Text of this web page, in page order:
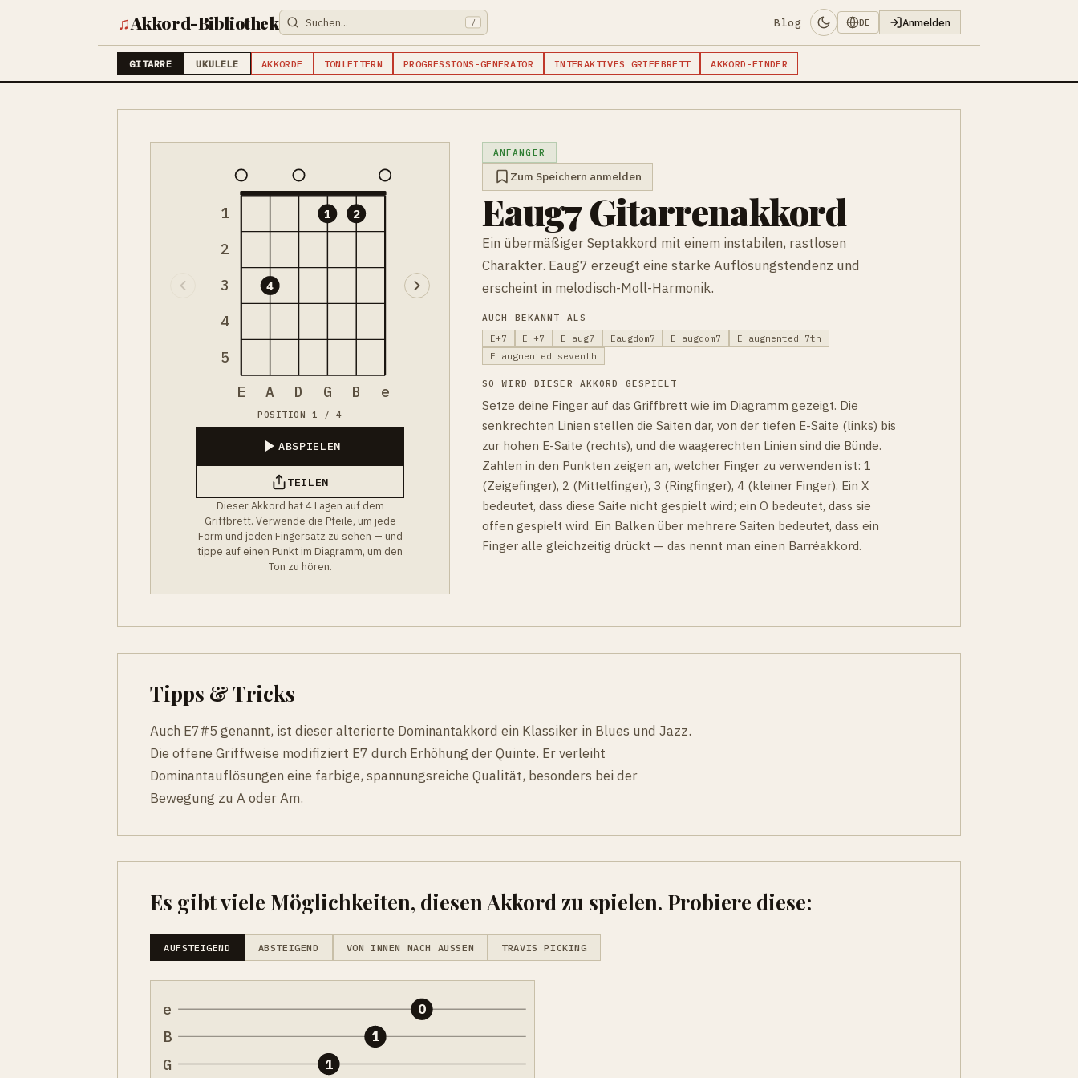
♫Akkord-Bibliothek / Blog DE Anmelden
GITARRE UKULELE AKKORDE TONLEITERN PROGRESSIONS-GENERATOR INTERAKTIVES GRIFFBRETT AKKORD-FINDER
1
2
3
4
5
4
1 2
E A D G B e
POSITION 1 / 4
ABSPIELEN
TEILEN
Dieser Akkord hat 4 Lagen auf dem
Griffbrett. Verwende die Pfeile, um jede
Form und jeden Fingersatz zu sehen — und
tippe auf einen Punkt im Diagramm, um den
Ton zu hören.
ANFÄNGER
Zum Speichern anmelden
Eaug7 Gitarrenakkord
Ein übermäßiger Septakkord mit einem instabilen, rastlosen
Charakter. Eaug7 erzeugt eine starke Auflösungstendenz und
erscheint in melodisch-Moll-Harmonik.
AUCH BEKANNT ALS
E+7
E +7 E aug7 Eaugdom7 E augdom7
E augmented 7th
E augmented seventh
SO WIRD DIESER AKKORD GESPIELT
Setze deine Finger auf das Griffbrett wie im Diagramm gezeigt. Die
senkrechten Linien stellen die Saiten dar, von der tiefen E-Saite (links) bis
zur hohen E-Saite (rechts), und die waagerechten Linien sind die Bünde.
Zahlen in den Punkten zeigen an, welcher Finger zu verwenden ist: 1
(Zeigefinger), 2 (Mittelfinger), 3 (Ringfinger), 4 (kleiner Finger). Ein X
bedeutet, dass diese Saite nicht gespielt wird; ein O bedeutet, dass sie
offen gespielt wird. Ein Balken über mehrere Saiten bedeutet, dass ein
Finger alle gleichzeitig drückt — das nennt man einen Barréakkord.
Tipps & Tricks
Auch E7#5 genannt, ist dieser alterierte Dominantakkord ein Klassiker in Blues und Jazz.
Die offene Griffweise modifiziert E7 durch Erhöhung der Quinte. Er verleiht
Dominantauflösungen eine farbige, spannungsreiche Qualität, besonders bei der
Bewegung zu A oder Am.
Es gibt viele Möglichkeiten, diesen Akkord zu spielen. Probiere diese:
AUFSTEIGEND ABSTEIGEND VON INNEN NACH AUSSEN TRAVIS PICKING
e
B
G
1
1
0